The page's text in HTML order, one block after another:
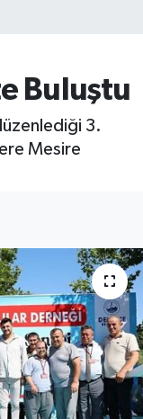
Buluştu
3.
Mesire